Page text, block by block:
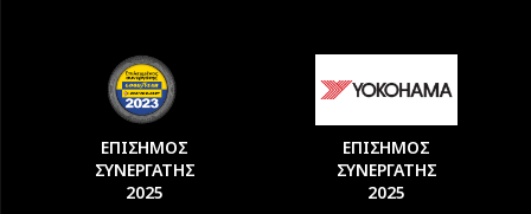
ΕΠΙΣΗΜΟΣ
ΣΥΝΕΡΓΑΤΗΣ
2025
ΕΠΙΣΗΜΟΣ
ΣΥΝΕΡΓΑΤΗΣ
2025